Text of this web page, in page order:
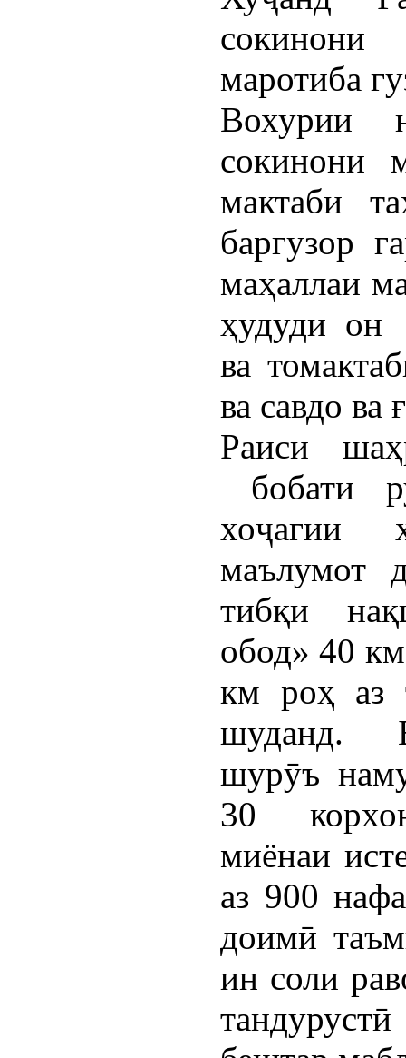
маротиба
Вохурии
сокинони
мактаби
баргузор
маҳаллаи
ҳудуди он
ва
ва савдо ва
Раиси
бобати
хоҷагии
маълумот
тибқи
обод» 40
км роҳ аз
шуданд.
шурӯъ
30
миёнаи
аз 900
доимӣ
ин соли